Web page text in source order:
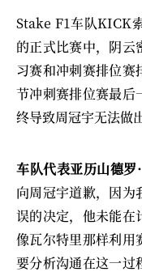
Stake F1车队KICK
的正式比赛中，阴云
习赛和冲刺赛排位赛
节冲刺赛排位赛最后
终导致周冠宇无法做
车队代表亚历山德罗
向周冠宇道歉，因为
误的决定，他未能在
像瓦尔特里那样利用
要分析沟通在这一过